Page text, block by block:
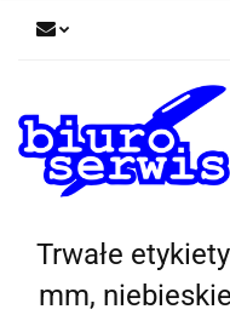
Trwałe
mm,